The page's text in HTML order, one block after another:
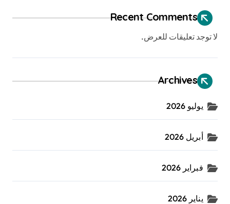
Recent Comments
لا توجد تعليقات للعرض.
Archives
يوليو 2026
أبريل 2026
فبراير 2026
يناير 2026